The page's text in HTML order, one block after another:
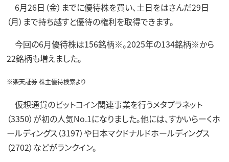
6月26日（金）までに優待株を買い、土日をはさんだ29日
（月）まで持ち越すと優待の権利を取得できます。
今回の6月優待株は156銘柄※。2025年の134銘柄※から
22銘柄も増えました。
※楽天証券 株主優待検索より
仮想通貨のビットコイン関連事業を行うメタプラネット
（3350）が初の人気No.1になりました。他には、すかいらーくホ
ールディングス（3197）や日本マクドナルドホールディングス
（2702）などがランクイン。